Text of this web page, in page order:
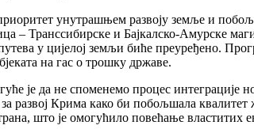
унутрашњем развоју земље и
– Транссибирске и Бајкалско-Амурске
у цијелој земљи биће преуређено.
на гас о трошку државе.
је да не споменемо процес
развој Крима како би побољшала
што је омогућило повећање властитих